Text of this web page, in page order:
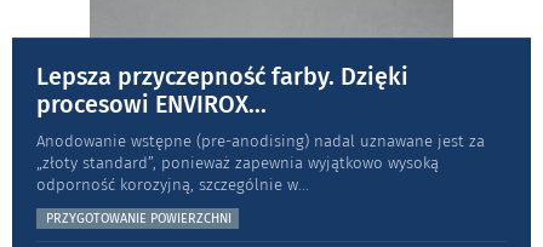
Lepsza przyczepność farby. Dzięki
procesowi ENVIROX...
Anodowanie wstępne (pre-anodising) nadal uznawane jest za
„złoty standard”, ponieważ zapewnia wyjątkowo wysoką
odporność koro­zyjną, szczególnie w...
PRZYGOTOWANIE POWIERZCHNI